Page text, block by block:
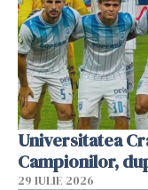
Universitatea
Campionilor,
29 IULIE 2026